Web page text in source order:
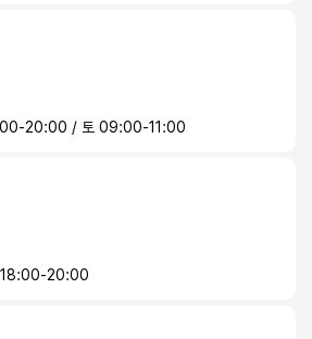
20:00 / 토 09:00-11:00
18:00-20:00